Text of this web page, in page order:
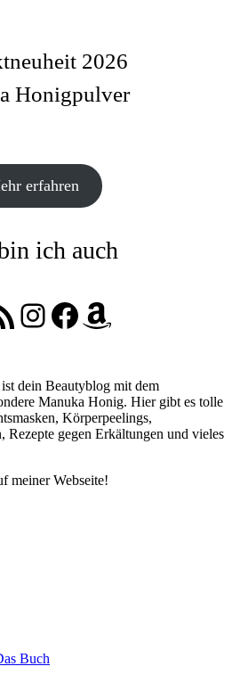
2026
Honigpulver
erfahren
ich auch
Feed
Instagram
Facebook
Amazon
dein Beautyblog mit dem
Manuka Honig. Hier gibt es tolle
Körperpeelings,
Rezepte gegen Erkältungen und vieles
meiner Webseite!
Buch